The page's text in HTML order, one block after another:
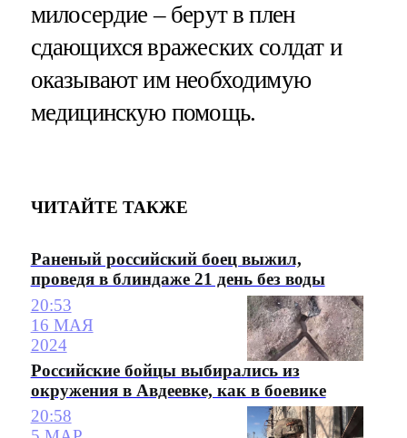
милосердие – берут в плен
сдающихся вражеских солдат и
оказывают им необходимую
медицинскую помощь.
ЧИТАЙТЕ ТАКЖЕ
Раненый российский боец выжил,
проведя в блиндаже 21 день без воды
20:53
16 МАЯ
2024
Российские бойцы выбирались из
окружения в Авдеевке, как в боевике
20:58